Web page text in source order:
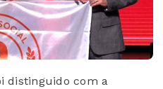
distinguido com a